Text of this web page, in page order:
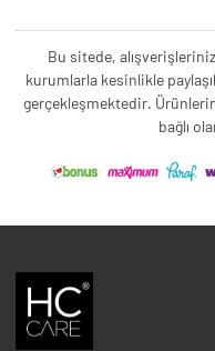
Bu sitede,
kurumlarla kesinlikle
gerçekleşmektedir.
bağlı